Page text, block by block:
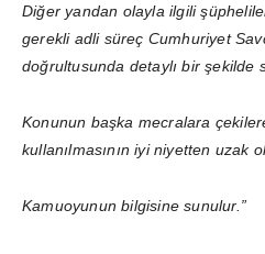
Diğer yandan olayla ilgili
gerekli adli süreç Cumhuriyet
doğrultusunda detaylı bir şekilde
Konunun başka mecralara
kullanılmasının iyi niyetten uzak
Kamuoyunun bilgisine sunulur.”